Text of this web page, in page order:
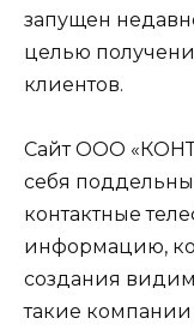
запущен
целью
клиентов.
Сайт ООО
себя
контактные
информацию,
создания
такие